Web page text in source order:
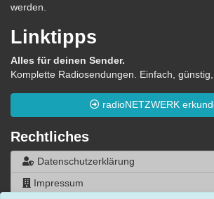
werden.
Linktipps
Alles für deinen Sender.
Komplette Radiosendungen. Einfach,
radioNETZWERK
Rechtliches
Datenschutzerklärung
Impressum